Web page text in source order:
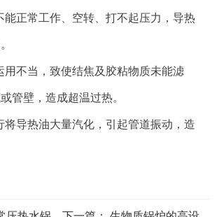
正常工作、空转、打不起压力，导热
不当，致使结焦及胶粘物质未能滤
管壁，造成超温过热。
导热油大量汽化，引起管道振动，造